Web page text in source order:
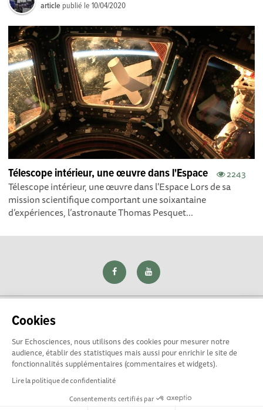
Cookies
Sur Echosciences, nous utilisons des cookies pour mesurer notre
audience, établir des statistiques mais aussi pour enrichir le site de
fonctionnalités supplémentaires (commentaires et widgets).
Lire la politique de confidentialité
Consentements certifiés par
article publié le10/04/2020
2243
Télescope intérieur, une œuvre dans l'Espace
Télescope intérieur, une œuvre dans l'Espace Lors de sa
mission scientifique comportant une soixantaine
d’expériences, l’astronaute Thomas Pesquet...
Explorer, s’exprimer, rentrer en contact : Echosciences Loire
est le réseau social des amateurs de sciences et de
technologies du territoire. Propulsé parLa Rotonde
Mentions légales|Politique de confidentialité